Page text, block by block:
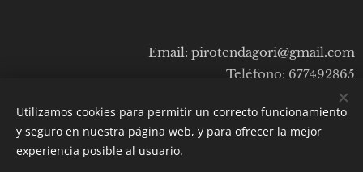
Email: pirotendagori@gmail.com
Teléfono: 677492865
Cookies
Utilizamos cookies para permitir un correcto funcionamiento
y seguro en nuestra página web, y para ofrecer la mejor
experiencia posible al usuario.